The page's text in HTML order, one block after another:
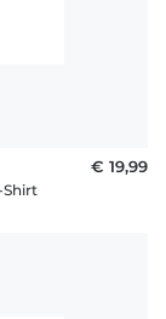
Shirt
€ 19,99